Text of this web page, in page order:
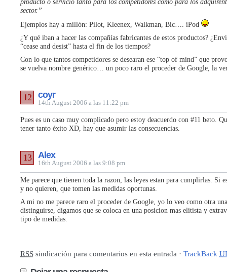
producto o servicio tanto para los competidores como para los
sector.”
Ejemplos hay a millón: Pilot, Kleenex, Walkman, Bic…. iPod
¿Y qué iban a hacer las compañías fabricantes de estos productos?
“cease and desist” hasta el fin de los tiempos?
Con lo que tantos competidores se desearan ese “top of mind” que
se vuelva nombre genérico… un poco raro el proceder de Google, la
coyr
14th August 2006 a las 11:22 pm
12
Pues es un caso muy complicado pero estoy deacuerdo con #11 beto.
tener tanto éxito XD, hay que asumir las consecuencias.
Alex
16th August 2006 a las 9:08 pm
13
Me parece que tienen toda la razon, las leyes estan para cumplirlas. Si
y no quieren, que tomen las medidas oportunas.
A mi no me parece raro el proceder de Google, yo lo veo como otra
distinguirse, digamos que se coloca en una posicion mas elitista y
tipo de medidas.
RSS sindicación para comentarios en esta entrada · TrackBack